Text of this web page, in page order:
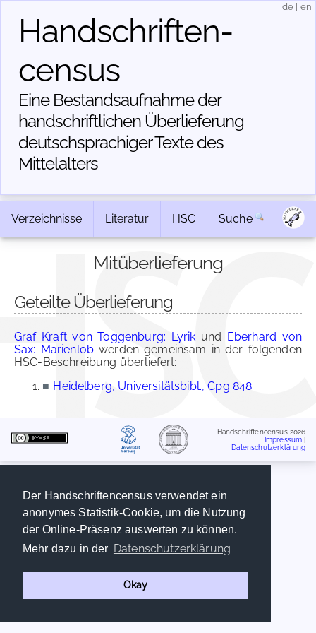
Der Handschriftencensus verwendet ein
anonymes Statistik-Cookie, um die Nutzung
der Online-Präsenz auswerten zu können.
Mehr dazu in der Datenschutzerklärung
Okay
Handschriften­
census
Eine Bestandsaufnahme der
handschriftlichen Über­lieferung
deutschsprachiger Texte des
Mittelalters
de en
Verzeichnisse Literatur HSC Suche
Mitüberlieferung
Geteilte Überlieferung
Graf Kraft von Toggenburg: Lyrik und Eberhard von
Sax: Marienlob werden gemeinsam in der folgenden
HSC-Beschreibung überliefert:
■ Heidelberg, Universitätsbibl., Cpg 848
Handschriftencensus 2026
Impressum
Datenschutzerklärung